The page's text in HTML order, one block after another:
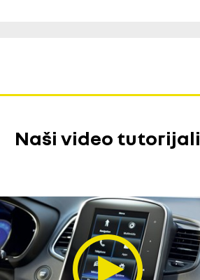
Naši video tutorijali